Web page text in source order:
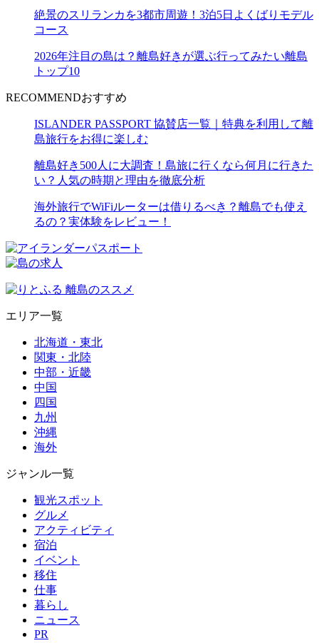
絶景のスリランカを3都市周遊！3泊5日よくばりモデル
コース
2026年注目の島は？離島好きが選ぶ行ってみたい離島
トップ10
RECOMMENDおすすめ
ISLANDER PASSPORT 協賛店一覧｜特典を利用して離
島旅行をお得に楽しむ
離島好き500人に大調査！島旅に行くなら何月に行きた
い？人気の時期と理由を徹底分析
海外旅行でWiFiルーターは借りるべき？離島でも使え
るの？実体験をレビュー！
エリア一覧
北海道・東北
関東・北陸
中部・近畿
中国
四国
九州
沖縄
海外
ジャンル一覧
観光スポット
グルメ
アクティビティ
宿泊
イベント
移住
仕事
暮らし
ニュース
PR